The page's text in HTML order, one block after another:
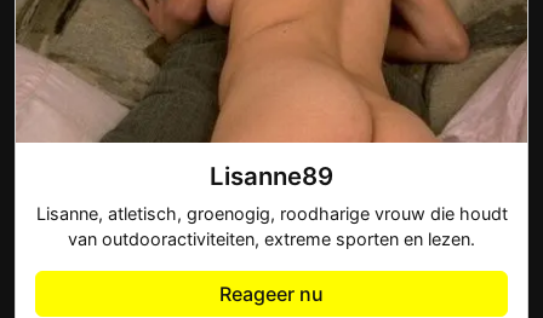
Lisanne89
Lisanne, atletisch, groenogig, roodharige vrouw die houdt
van outdooractiviteiten, extreme sporten en lezen.
Reageer nu